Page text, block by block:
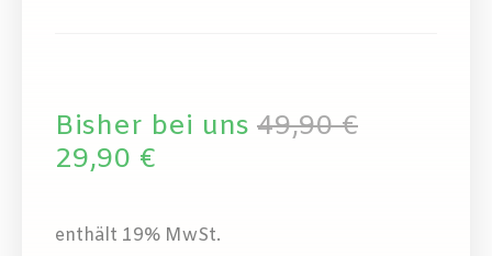
Bisher bei uns 49,90€
29,90 €
enthält 19% MwSt.